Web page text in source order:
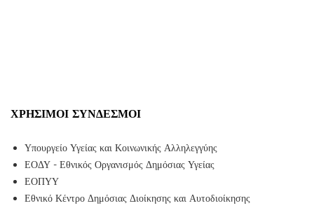
ΧΡΉΣΙΜΟΙ ΣΎΝΔΕΣΜΟΙ
Υπουργείο Υγείας και Κοινωνικής Αλληλεγγύης
ΕΟΔΥ - Εθνικός Οργανισμός Δημόσιας Υγείας
ΕΟΠΥΥ
Εθνικό Κέντρο Δημόσιας Διοίκησης και Αυτοδιοίκησης